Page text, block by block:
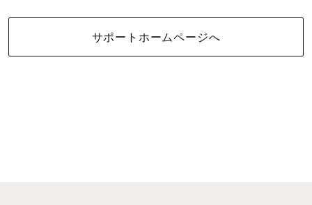
サポートホームページへ